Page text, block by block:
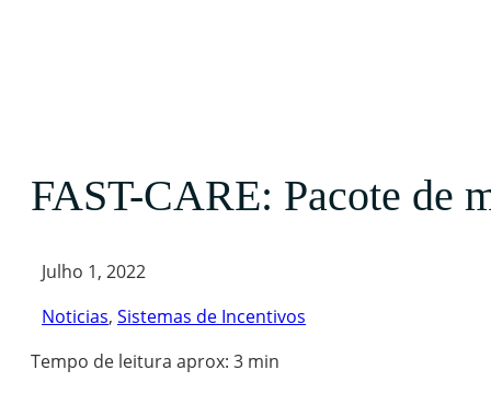
FAST-CARE: Pacote de
Julho 1, 2022
Noticias, Sistemas de Incentivos
Tempo de leitura aprox: 3 min